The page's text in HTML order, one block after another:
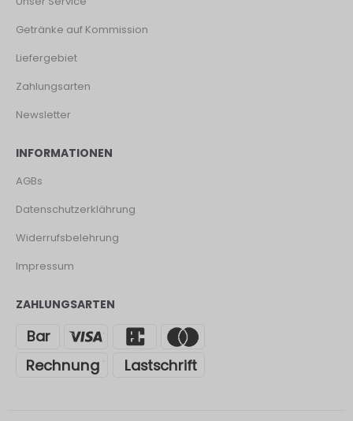
Getränke auf Kommission
Liefergebiet
Zahlungsarten
Newsletter
INFORMATIONEN
AGBs
Datenschutzerklährung
Widerrufsbelehrung
Impressum
ZAHLUNGSARTEN